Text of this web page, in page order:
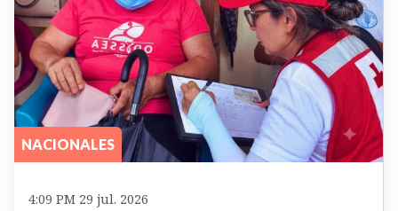
NACIONALES
4:09 PM 29 jul. 2026